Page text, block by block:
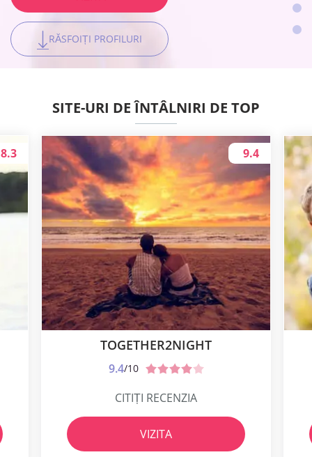
RĂSFOIȚI PROFILURI
RĂSFOIȚI PROFILURI
RĂSFOIȚI PROFILURI
SITE-URI DE ÎNTÂLNIRI DE TOP
8.3
TOGETHER2NIGHT
9.4/10
9.4
CITIȚI RECENZIA
VIZITA